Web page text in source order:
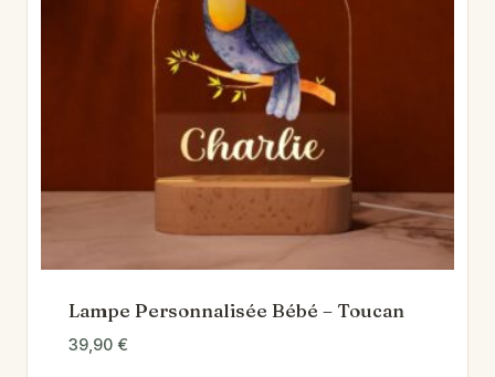
Lampe Personnalisée Bébé – Toucan
39,90 €